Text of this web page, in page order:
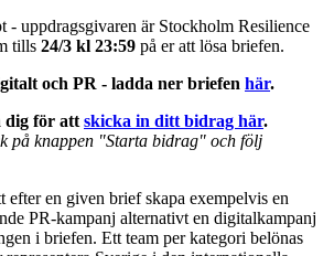
- uppdragsgivaren är Stockholm Resilience
tills 24/3 kl 23:59 på er att lösa briefen.
och PR - ladda ner briefen här.
dig för att skicka in ditt bidrag här.
på knappen "Starta bidrag" och följ
efter en given brief skapa exempelvis en
PR-kampanj alternativt en digitalkampanj
i briefen. Ett team per kategori belönas